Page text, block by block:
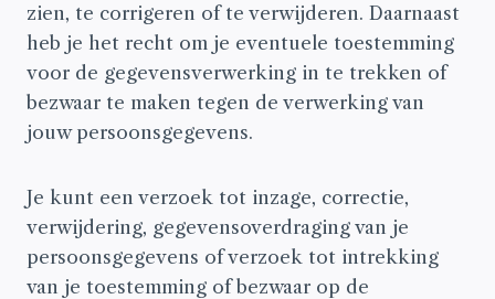
zien, te corrigeren of te verwijderen. Daarnaast
heb je het recht om je eventuele toestemming
voor de gegevensverwerking in te trekken of
bezwaar te maken tegen de verwerking van
jouw persoonsgegevens.
Je kunt een verzoek tot inzage, correctie,
verwijdering, gegevensoverdraging van je
persoonsgegevens of verzoek tot intrekking
van je toestemming of bezwaar op de